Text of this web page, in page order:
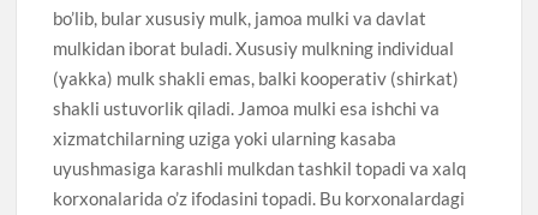
bo’lib, bular xususiy mulk, jamoa mulki va davlat
mulkidan iborat buladi. Xususiy mulkning individual
(yakka) mulk shakli emas, balki kooperativ (shirkat)
shakli ustuvorlik qiladi. Jamoa mulki esa ishchi va
xizmatchilarning uziga yoki ularning kasaba
uyushmasiga karashli mulkdan tashkil topadi va xalq
korxonalarida o’z ifodasini topadi. Bu korxonalardagi